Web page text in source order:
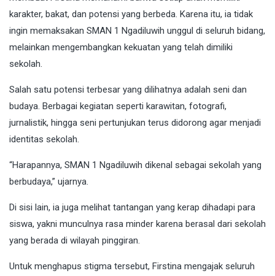
karakter, bakat, dan potensi yang berbeda. Karena itu, ia tidak
ingin memaksakan SMAN 1 Ngadiluwih unggul di seluruh bidang,
melainkan mengembangkan kekuatan yang telah dimiliki
sekolah.
Salah satu potensi terbesar yang dilihatnya adalah seni dan
budaya. Berbagai kegiatan seperti karawitan, fotografi,
jurnalistik, hingga seni pertunjukan terus didorong agar menjadi
identitas sekolah.
“Harapannya, SMAN 1 Ngadiluwih dikenal sebagai sekolah yang
berbudaya,” ujarnya.
Di sisi lain, ia juga melihat tantangan yang kerap dihadapi para
siswa, yakni munculnya rasa minder karena berasal dari sekolah
yang berada di wilayah pinggiran.
Untuk menghapus stigma tersebut, Firstina mengajak seluruh